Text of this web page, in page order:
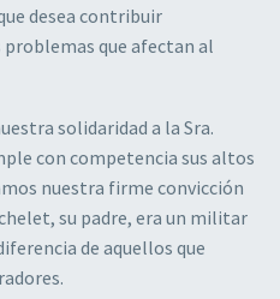
desea contribuir
que afectan al
solidaridad a la Sra.
con competencia sus altos
nuestra firme convicción
su padre, era un militar
de aquellos que